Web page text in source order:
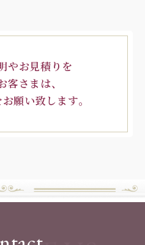
やお見積りを
客さまは、
願い致します。